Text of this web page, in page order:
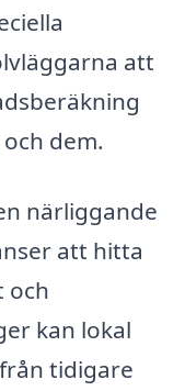
att
dem.
närliggande
att hitta
och
kan lokal
tidigare